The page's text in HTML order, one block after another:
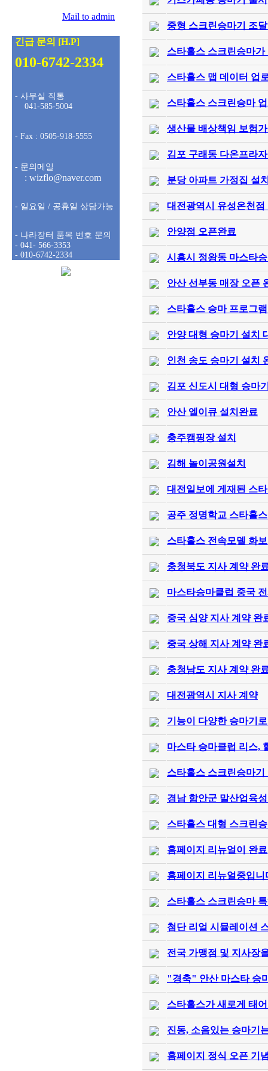
Mail to admin
긴급 문의 [H.P]
010-6742-2334
- 사무실 직통
041-585-5004
- Fax : 0505-918-5555
- 문의메일
: wizflo@naver.com
- 일요일 / 공휴일 상담가능
- 나라장터 품목 번호 문의
- 041- 566-3353
- 010-6742-2334
중형 스크린승마기 조
스타홀스 스크린승마
스타홀스 맵 데이터 업
스타홀스 스크린승마
생산물 배상책임 보험
김포 구래동 다온프라
분당 아파트 가정집 설
대전광역시 유성온천점
안양점 오픈완료
시흥시 정왕동 마스타
안산 선부동 매장 오픈
스타홀스 승마 프로그
안양 대형 승마기 설치
인천 송도 승마기 설치
김포 신도시 대형 승마
안산 엘이큐 설치완료
충주캠핑장 설치
김해 놀이공원설치
대전일보에 게재된 스
공주 정명학교 스타홀
스타홀스 전속모델 화
충청북도 지사 계약 완
마스타승마클럽 중국
중국 심양 지사 계약 완
중국 상해 지사 계약 완
충청남도 지사 계약 완
대전광역시 지사 계약
기능이 다양한 승마기
마스타 승마클럽 리스,
스타홀스 스크린승마
경남 함안군 말산업육
스타홀스 대형 스크린
홈페이지 리뉴얼이 완
홈페이지 리뉴얼중입니
스타홀스 스크린승마
첨단 리얼 시뮬레이션
전국 가맹점 및 지사장
"경축" 안산 마스타 승
스타홀스가 새로게 태
진동, 소음있는 승마기
홈페이지 정식 오픈 기